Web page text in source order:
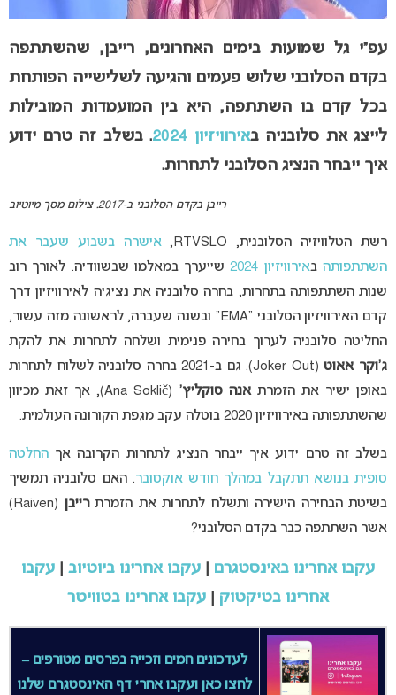
עפ”י גל שמועות בימים האחרונים, רייבן, שהשתתפה
בקדם הסלובני שלוש פעמים והגיעה לשלישייה הפותחת
בכל קדם בו השתתפה, היא בין המועמדות המובילות
לייצג את סלובניה באירוויזיון 2024
. בשלב זה טרם ידוע
איך ייבחר הנציג הסלובני לתחרות.
רייבן בקדם הסלובני ב-2017. צילום מסך מיוטיוב
רשת הטלוויזיה הסלובנית, RTVSLO,
אישרה בשבוע שעבר את
השתתפותהבאירוויזיון 2024
שייערך במאלמו שבשוודיה. לאורך רוב
שנות השתתפותה בתחרות, בחרה סלובניה את נציגיה לאירוויזיון דרך
קדם האירוויזיון הסלובני “EMA” ובשנה שעברה, לראשונה מזה עשור,
החליטה סלובניה לערוך בחירה פנימית ושלחה לתחרות את להקת
ג’וקר אאוט
(Joker Out). גם ב-2021 בחרה סלובניה לשלוח לתחרות
באופן ישיר את הזמרתאנה סוקליץ’
(Ana Soklič), אך זאת מכיוון
שהשתתפותה באירוויזיון 2020 בוטלה עקב מגפת הקורונה העולמית.
בשלב זה טרם ידוע איך ייבחר הנציג לתחרות הקרובה אך החלטה
סופית בנושא תתקבל במהלך חודש אוקטובר. האם סלובניה תמשיך
בשיטת הבחירה הישירה ותשלח לתחרות את הזמרתרייבן
(Raiven)
אשר השתתפה כבר בקדם הסלובני?
עקבו אחרינו באינסטגרם עקבו אחרינו ביוטיוב
עקבו
אחרינו בטיקטוק
עקבו אחרינו בטוויטר
לעדכונים חמים וזכייה בפרסים מטורפים –
לחצו כאן ועקבו אחרי דף האינסטגרם שלנו